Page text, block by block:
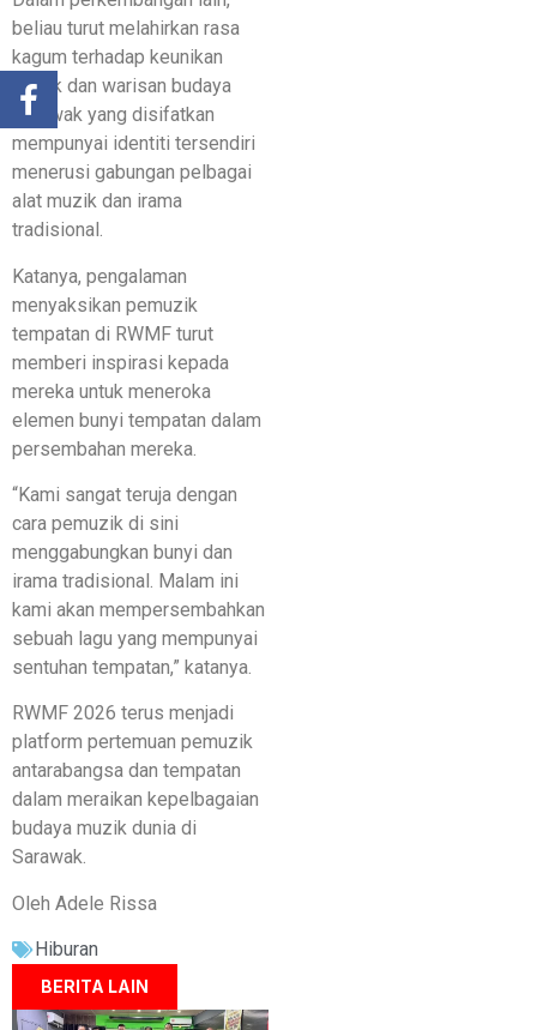
beliau turut melahirkan rasa
kagum terhadap keunikan
muzik dan warisan budaya
Sarawak yang disifatkan
mempunyai identiti tersendiri
menerusi gabungan pelbagai
alat muzik dan irama
tradisional.
Katanya, pengalaman
menyaksikan pemuzik
tempatan di RWMF turut
memberi inspirasi kepada
mereka untuk meneroka
elemen bunyi tempatan dalam
persembahan mereka.
“Kami sangat teruja dengan
cara pemuzik di sini
menggabungkan bunyi dan
irama tradisional. Malam ini
kami akan mempersembahkan
sebuah lagu yang mempunyai
sentuhan tempatan,” katanya.
RWMF 2026 terus menjadi
platform pertemuan pemuzik
antarabangsa dan tempatan
dalam meraikan kepelbagaian
budaya muzik dunia di
Sarawak.
Oleh Adele Rissa
Hiburan
BERITA LAIN